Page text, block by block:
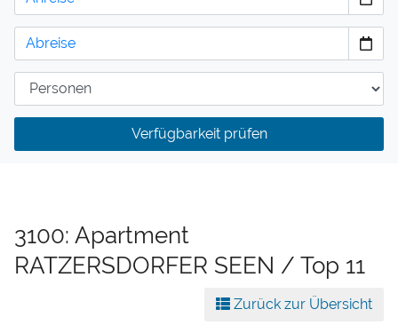
Verfügbarkeit prüfen
3100: Apartment
RATZERSDORFER SEEN / Top 11
Zurück zur Übersicht